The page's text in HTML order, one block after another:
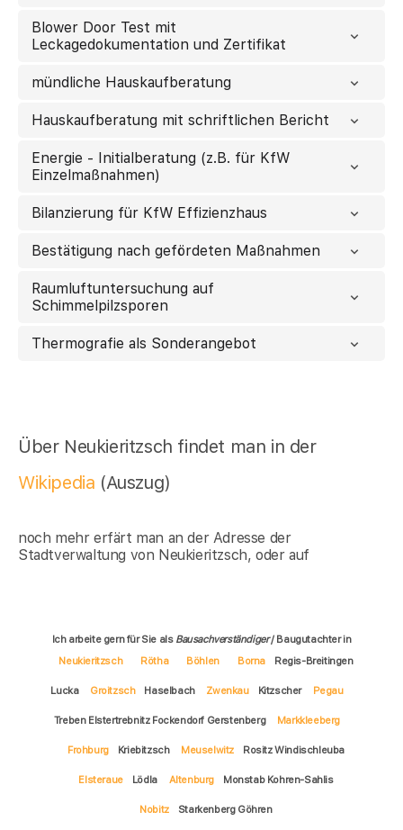
Blower Door Test mit
Leckagedokumentation und Zertifikat
mündliche Hauskaufberatung
Hauskaufberatung mit schriftlichen Bericht
Energie - Initialberatung (z.B. für KfW
Einzelmaßnahmen)
Bilanzierung für KfW Effizienzhaus
Bestätigung nach gefördeten Maßnahmen
Raumluftuntersuchung auf
Schimmelpilzsporen
Thermografie als Sonderangebot
Über Neukieritzsch findet man in der
Wikipedia (Auszug)
noch mehr erfärt man an der Adresse der
Stadtverwaltung von Neukieritzsch, oder auf
Ich arbeite gern für Sie als Bausachverständiger/ Baugutachter in
Neukieritzsch
Rötha Böhlen Borna Regis-Breitingen
Lucka Groitzsch Haselbach Zwenkau Kitzscher Pegau
Treben Elstertrebnitz Fockendorf Gerstenberg Markkleeberg
Frohburg Kriebitzsch Meuselwitz Rositz Windischleuba
Elsteraue Lödla Altenburg Monstab Kohren-Sahlis
Nobitz Starkenberg Göhren